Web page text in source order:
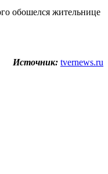
Источник: tvernews.ru